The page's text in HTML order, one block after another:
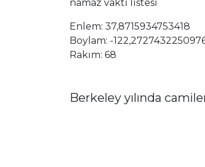
namaz vakti listesi
Enlem: 37,8715934753418
Boylam: -
Rakım: 68
Berkeley yılında